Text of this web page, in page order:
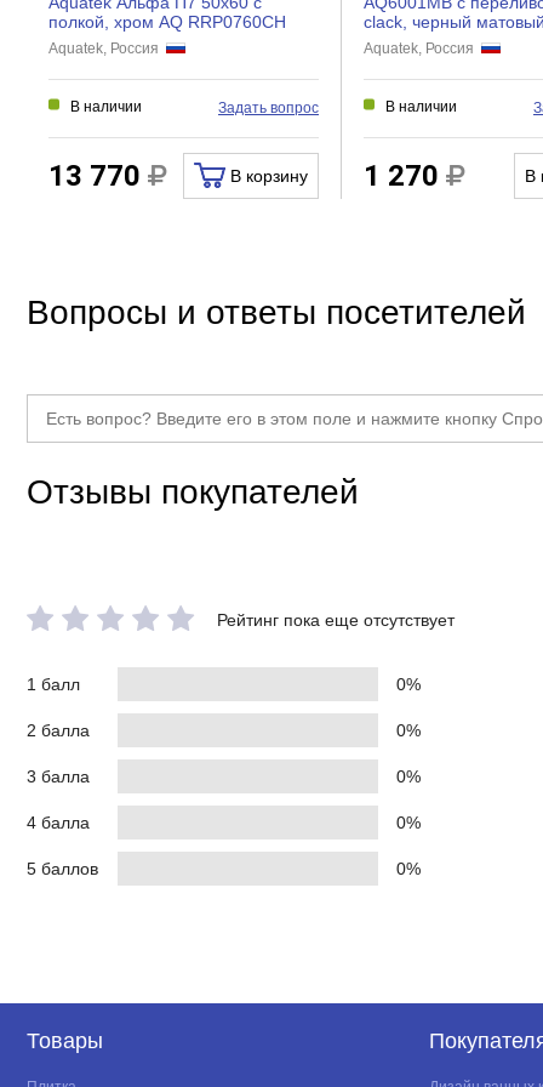
полкой, хром AQ RRP0760CH
Aquatek, Россия
В наличии Задать вопрос
13 770 В корзину
clack, черный матовый
Aquatek, Россия
В наличии
1 270 В
Вопросы и ответы посетителей
Отзывы покупателей
Рейтинг пока еще отсутствует
1 балл 0%
2 балла 0%
3 балла 0%
4 балла 0%
5 баллов 0%
Товары